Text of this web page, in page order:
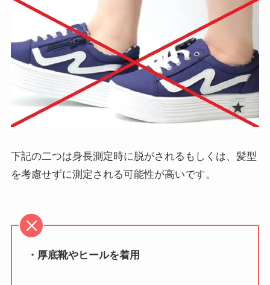
下記の二つは身長測定時に脱がされるもしくは、髪型
を考慮せずに測定される可能性が高いです。
・厚底靴やヒールを着用